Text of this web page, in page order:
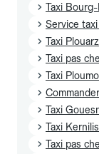
Taxi
Service taxi
Taxi
Taxi pas
Taxi
Taxi
Taxi
Taxi pas